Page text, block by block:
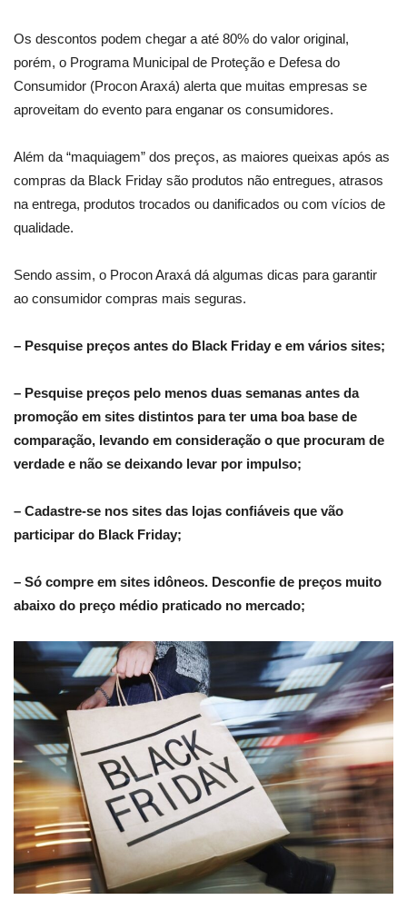
Os descontos podem chegar a até 80% do valor original,
porém, o Programa Municipal de Proteção e Defesa do
Consumidor (Procon Araxá) alerta que muitas empresas se
aproveitam do evento para enganar os consumidores.
Além da “maquiagem” dos preços, as maiores queixas após as
compras da Black Friday são produtos não entregues, atrasos
na entrega, produtos trocados ou danificados ou com vícios de
qualidade.
Sendo assim, o Procon Araxá dá algumas dicas para garantir
ao consumidor compras mais seguras.
– Pesquise preços antes do Black Friday e em vários sites;
– Pesquise preços pelo menos duas semanas antes da
promoção em sites distintos para ter uma boa base de
comparação, levando em consideração o que procuram de
verdade e não se deixando levar por impulso;
– Cadastre-se nos sites das lojas confiáveis que vão
participar do Black Friday;
– Só compre em sites idôneos. Desconfie de preços muito
abaixo do preço médio praticado no mercado;